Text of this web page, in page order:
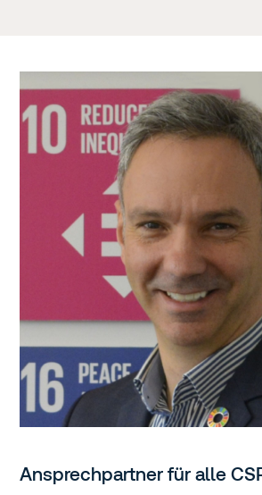
Ansprechpartner für alle